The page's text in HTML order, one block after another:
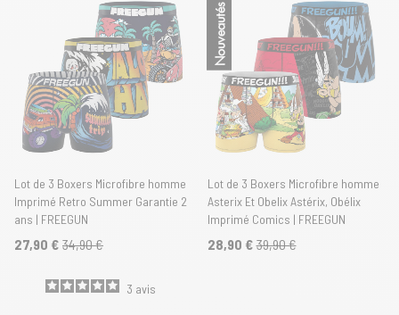
Lot de 3 Boxers Microfibre homme
Imprimé Retro Summer Garantie 2
ans | FREEGUN
27,90 € 34,90 €
3 avis
Nouveautés
Lot de 3 Boxers Microfibre homme
Asterix Et Obelix Astérix, Obélix
Imprimé Comics | FREEGUN
28,90 € 39,90 €